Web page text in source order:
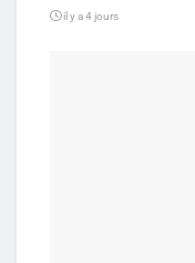
il y a 4 jours